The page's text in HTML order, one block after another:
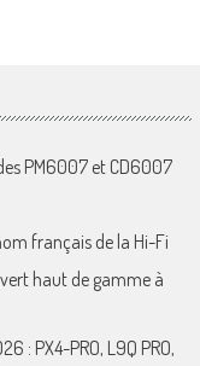
PM6007 et CD6007
français de la Hi-Fi
haut de gamme à
: PX4-PRO, L9Q PRO,